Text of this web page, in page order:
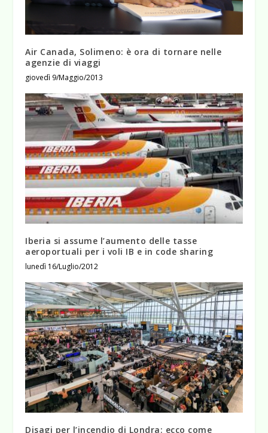
Air Canada, Solimeno: è ora di tornare nelle
agenzie di viaggi
giovedì 9/Maggio/2013
Iberia si assume l’aumento delle tasse
aeroportuali per i voli IB e in code sharing
lunedì 16/Luglio/2012
Disagi per l’incendio di Londra: ecco come